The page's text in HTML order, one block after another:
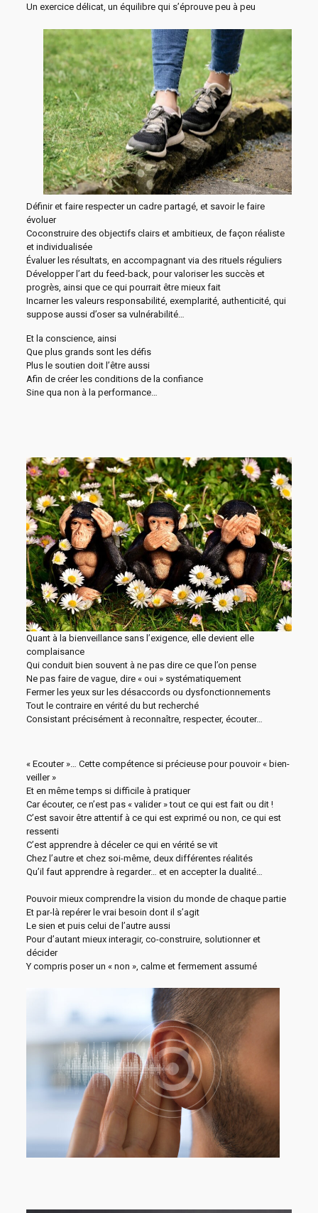
Un exercice délicat, un équilibre qui s’éprouve peu à peu
Définir et faire respecter un cadre partagé, et savoir le faire
évoluer
Coconstruire des objectifs clairs et ambitieux, de façon réaliste
et individualisée
Évaluer les résultats, en accompagnant via des rituels réguliers
Développer l’art du feed-back, pour valoriser les succès et
progrès, ainsi que ce qui pourrait être mieux fait
Incarner les valeurs responsabilité, exemplarité, authenticité, qui
suppose aussi d’oser sa vulnérabilité…
Et la conscience, ainsi
Que plus grands sont les défis
Plus le soutien doit l’être aussi
Afin de créer les conditions de la confiance
Sine qua non à la performance…
Quant à la bienveillance sans l’exigence, elle devient elle
complaisance
Qui conduit bien souvent à ne pas dire ce que l’on pense
Ne pas faire de vague, dire « oui » systématiquement
Fermer les yeux sur les désaccords ou dysfonctionnements
Tout le contraire en vérité du but recherché
Consistant précisément à reconnaître, respecter, écouter…
« Ecouter »… Cette compétence si précieuse pour pouvoir « bien-
veiller »
Et en même temps si difficile à pratiquer
Car écouter, ce n’est pas « valider » tout ce qui est fait ou dit !
C’est savoir être attentif à ce qui est exprimé ou non, ce qui est
ressenti
C’est apprendre à déceler ce qui en vérité se vit
Chez l’autre et chez soi-même, deux différentes réalités
Qu’il faut apprendre à regarder… et en accepter la dualité…
Pouvoir mieux comprendre la vision du monde de chaque partie
Et par-là repérer le vrai besoin dont il s’agit
Le sien et puis celui de l’autre aussi
Pour d’autant mieux interagir, co-construire, solutionner et
décider
Y compris poser un « non », calme et fermement assumé